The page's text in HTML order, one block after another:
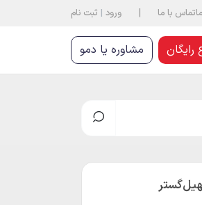
تماس با ما | ورود | ثبت نام
رایگان مشاوره یا دمو